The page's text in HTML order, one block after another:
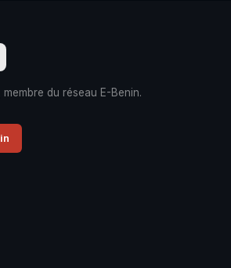
membre du réseau E-Benin.